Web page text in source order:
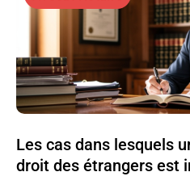
Les cas dans lesquels
droit des étrangers est